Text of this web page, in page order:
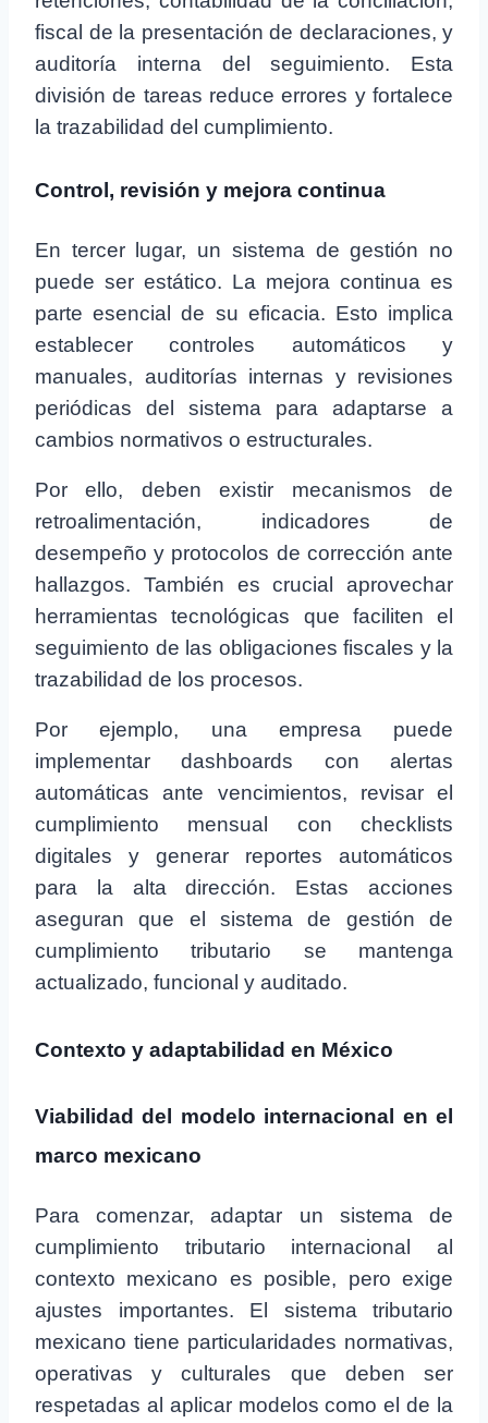
fiscal de la presentación de declaraciones, y
auditoría interna del seguimiento. Esta
división de tareas reduce errores y fortalece
la trazabilidad del cumplimiento.
Control, revisión y mejora continua
En tercer lugar, un sistema de gestión no
puede ser estático. La mejora continua es
parte esencial de su eficacia. Esto implica
establecer controles automáticos y
manuales, auditorías internas y revisiones
periódicas del sistema para adaptarse a
cambios normativos o estructurales.
Por ello, deben existir mecanismos de
retroalimentación, indicadores de
desempeño y protocolos de corrección ante
hallazgos. También es crucial aprovechar
herramientas tecnológicas que faciliten el
seguimiento de las obligaciones fiscales y la
trazabilidad de los procesos.
Por ejemplo, una empresa puede
implementar dashboards con alertas
automáticas ante vencimientos, revisar el
cumplimiento mensual con checklists
digitales y generar reportes automáticos
para la alta dirección. Estas acciones
aseguran que el sistema de gestión de
cumplimiento tributario se mantenga
actualizado, funcional y auditado.
Contexto y adaptabilidad en México
Viabilidad del modelo internacional en el
marco mexicano
Para comenzar, adaptar un sistema de
cumplimiento tributario internacional al
contexto mexicano es posible, pero exige
ajustes importantes. El sistema tributario
mexicano tiene particularidades normativas,
operativas y culturales que deben ser
respetadas al aplicar modelos como el de la